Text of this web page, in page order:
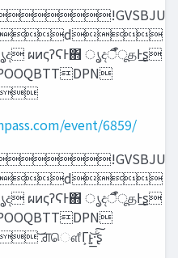
ผͷςʔϚͰ΋ ൃදऀืूதͰ͢ʂ
event/6859/
ผͷςʔϚͰ΋ ൃදऀืूதͰ͢ʂ
͝ਗ਼ௌ͋Γ͕ͱ͏͍͟͝·ͨ͠ʂ